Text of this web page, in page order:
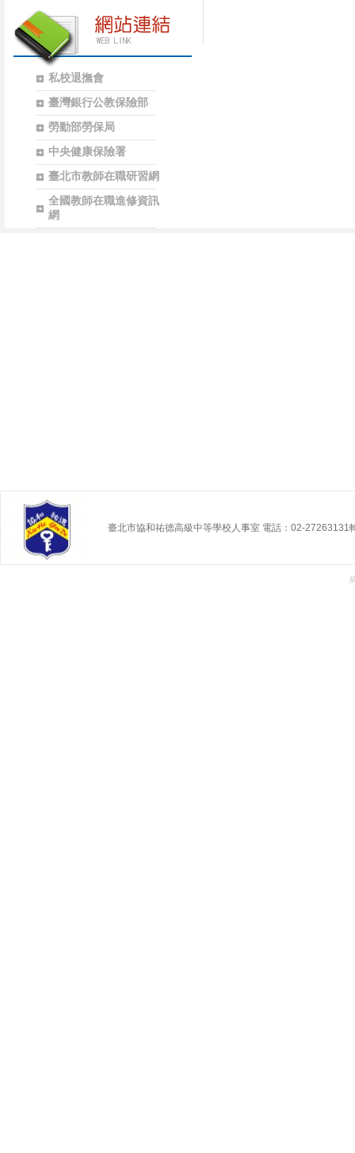
私校退撫會
臺灣銀行公教保險部
勞動部勞保局
中央健康保險署
臺北市教師在職研習網
全國教師在職進修資訊
網
臺北市協和祐德高級中等學校人事室 電話：02-